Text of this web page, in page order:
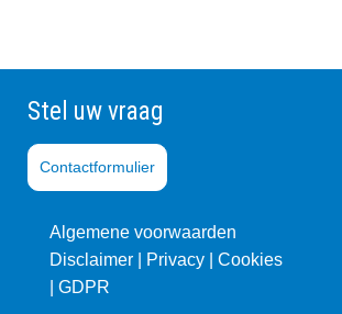
Stel uw vraag
Contactformulier
Algemene voorwaarden
Disclaimer |
Privacy Cookies
GDPR